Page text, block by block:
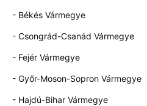
- Békés Vármegye
- Csongrád-Csanád Vármegye
- Fejér Vármegye
- Győr-Moson-Sopron Vármegye
- Hajdú-Bihar Vármegye